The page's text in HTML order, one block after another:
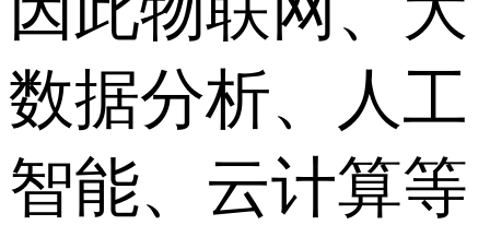
数据分析、人工
智能、云计算等